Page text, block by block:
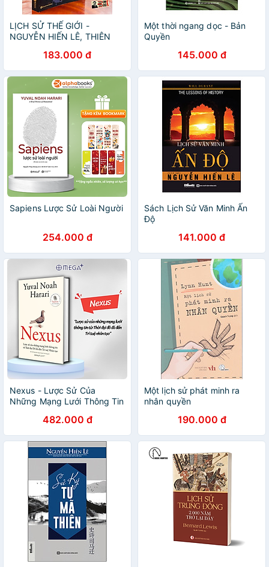
LỊCH SỬ THẾ GIỚI -
NGUYỄN HIẾN LÊ, THIÊN
183.000 đ
Một thời ngang dọc - Bản
Quyền
145.000 đ
Sapiens Lược Sử Loài Người
254.000 đ
Sách Lịch Sử Văn Minh Ấn
Độ
141.000 đ
Nexus - Lược Sử Của
Những Mạng Lưới Thông Tin
Tuệ Nhân Tạo (Yuval Noah
Harari)
482.000 đ
Một lịch sử phát minh ra
nhân quyền
190.000 đ